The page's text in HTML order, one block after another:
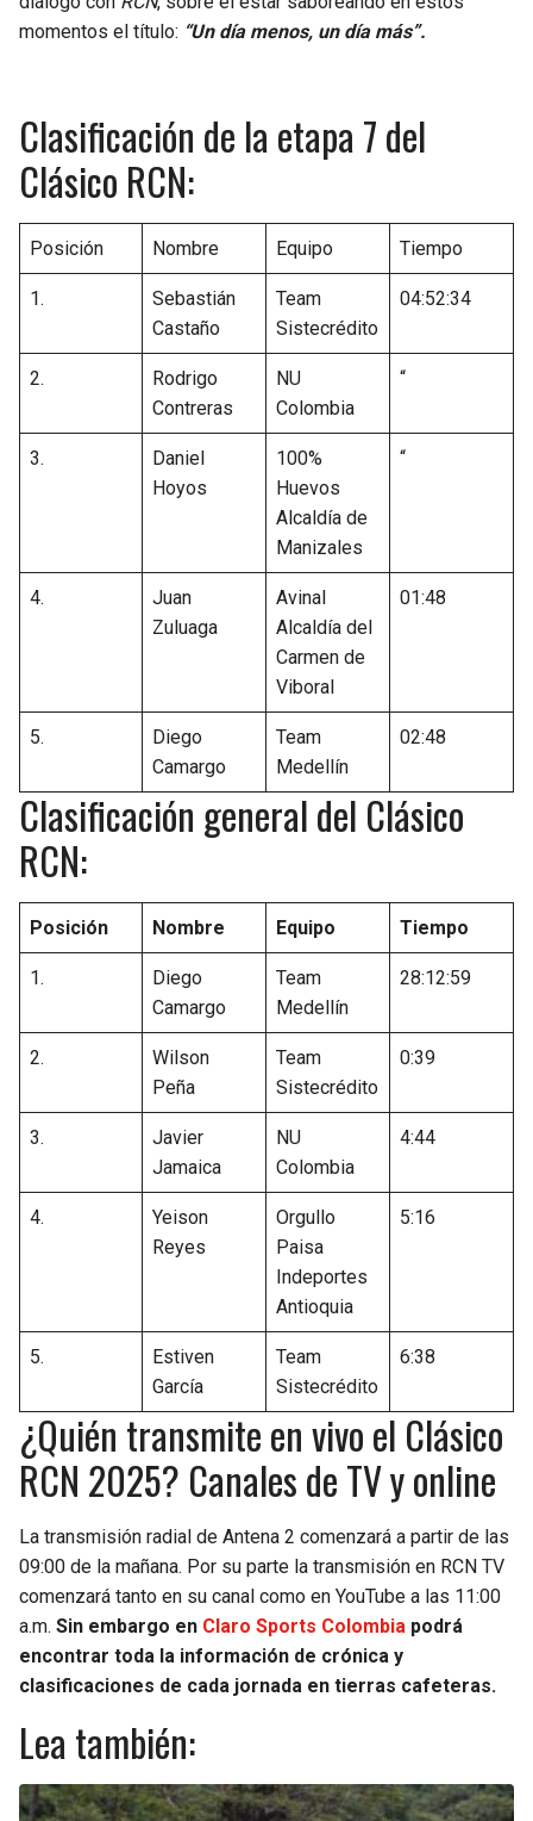
momentos el título: “Un día menos, un día más”.
Clasificación de la etapa 7 del
Clásico RCN:
Posición Nombre Equipo Tiempo
1.
Sebastián
Castaño
Team
Sistecrédito
04:52:34
2.
Rodrigo
Contreras
NU
Colombia
“
3.
Daniel
Hoyos
100%
Huevos
Alcaldía de
Manizales
“
4.
Juan
Zuluaga
Avinal
Alcaldía del
Carmen de
Viboral
01:48
5.
Diego
Camargo
Team
Medellín
02:48
Clasificación general del Clásico
RCN:
Posición Nombre Equipo Tiempo
1.
Diego
Camargo
Team
Medellín
28:12:59
2.
Wilson
Peña
Team
Sistecrédito
0:39
3.
Javier
Jamaica
NU
Colombia
4:44
4.
Yeison
Reyes
Orgullo
Paisa
Indeportes
Antioquia
5:16
5.
Estiven
García
Team
Sistecrédito
6:38
¿Quién transmite en vivo el Clásico
RCN 2025? Canales de TV y online
La transmisión radial de Antena 2 comenzará a partir de las
09:00 de la mañana. Por su parte la transmisión en RCN TV
comenzará tanto en su canal como en YouTube a las 11:00
a.m. Sin embargo en Claro Sports Colombia podrá
encontrar toda la información de crónica y
clasificaciones de cada jornada en tierras cafeteras.
Lea también: